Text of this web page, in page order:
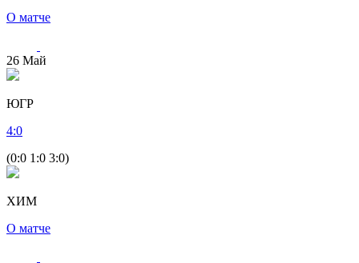
О матче
26 Май
ЮГР
4:0
(0:0 1:0 3:0)
ХИМ
О матче